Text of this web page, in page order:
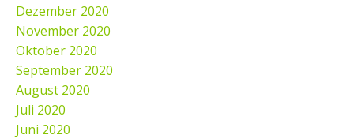
Dezember 2020
November 2020
Oktober 2020
September 2020
August 2020
Juli 2020
Juni 2020